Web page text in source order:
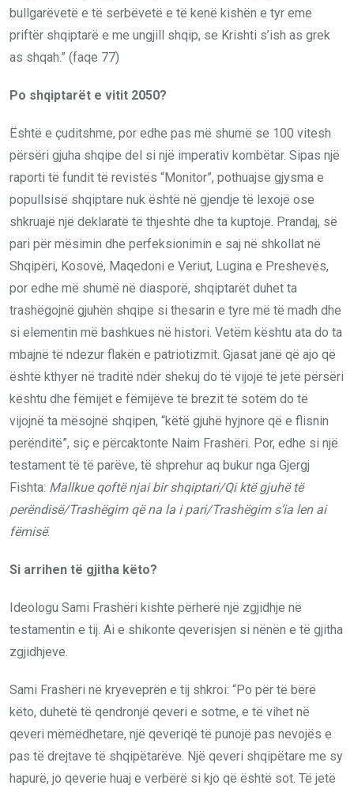
bullgarëvetë e të serbëvetë e të kenë kishën e tyr eme
priftër shqiptarë e me ungjill shqip, se Krishti s’ish as grek
as shqah.” (faqe 77)
Po shqiptarët e vitit 2050?
Është e çuditshme, por edhe pas më shumë se 100 vitesh
përsëri gjuha shqipe del si një imperativ kombëtar. Sipas një
raporti të fundit të revistës “Monitor”, pothuajse gjysma e
popullsisë shqiptare nuk është në gjendje të lexojë ose
shkruajë një deklaratë të thjeshtë dhe ta kuptojë. Prandaj, së
pari për mësimin dhe perfeksionimin e saj në shkollat në
Shqipëri, Kosovë, Maqedoni e Veriut, Lugina e Preshevës,
por edhe më shumë në diasporë, shqiptarët duhet ta
trashëgojnë gjuhën shqipe si thesarin e tyre më të madh dhe
si elementin më bashkues në histori. Vetëm kështu ata do ta
mbajnë të ndezur flakën e patriotizmit. Gjasat janë që ajo që
është kthyer në traditë ndër shekuj do të vijojë të jetë përsëri
kështu dhe fëmijët e fëmijëve të brezit të sotëm do të
vijojnë ta mësojnë shqipen, “këtë gjuhë hyjnore që e flisnin
perënditë”, siç e përcaktonte Naim Frashëri. Por, edhe si një
testament të të parëve, të shprehur aq bukur nga Gjergj
Fishta: Mallkue qoftë njai bir shqiptari/Qi ktë gjuhë të
perëndisë/Trashëgim që na la i pari/Trashëgim s’ia len ai
fëmisë.
Si arrihen të gjitha këto?
Ideologu Sami Frashëri kishte përherë një zgjidhje në
testamentin e tij. Ai e shikonte qeverisjen si nënën e të gjitha
zgjidhjeve.
Sami Frashëri në kryeveprën e tij shkroi: “Po për të bërë
këto, duhetë të qendronjë qeveri e sotme, e të vihet në
qeveri mëmëdhetare, një qeveriqë të punojë pas nevojës e
pas të drejtave të shqipëtarëve. Një qeveri shqipëtare me sy
hapurë, jo qeverie huaj e verbërë si kjo që është sot. Të jetë